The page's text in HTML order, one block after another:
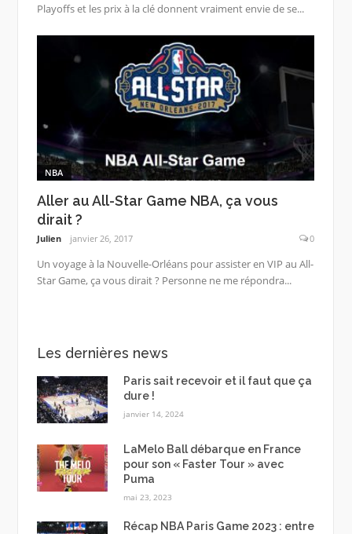
Playoffs et les prix à la clé donnent vraiment envie de se...
NBA
Aller au All-Star Game NBA, ça vous
dirait ?
Julien janvier 26, 2017 0
Un voyage à la Nouvelle-Orléans pour assister en VIP au All-
Star Game, ça vous dirait ? Personne ne me répondra...
Les dernières news
Paris sait recevoir et il faut que ça
dure !
janvier 14, 2024
LaMelo Ball débarque en France
pour son « Faster Tour » avec
Puma
mai 23, 2023
Récap NBA Paris Game 2023 : entre